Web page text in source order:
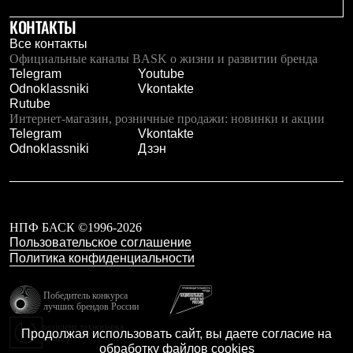
Чуни
Уход за обувью
Аксессуары
Головные уборы
Шапки
Балаклавы и маски
Кепки и бейсболки
Повязки
Шарфы
Панамы
Перчатки
Полезные аксессуары
Брелки
Ремни
Шевроны
Опушки
Термоковрики
Уход за одеждой
В Арктику
КОНТАКТЫ
Все контакты
Официальные каналы BASK о жизни и развитии бренда
Telegram
Youtube
Odnoklassniki
Vkontakte
Rutube
Интернет-магазин, розничные продажи: новинки и акции
Telegram
Vkontakte
Odnoklassniki
Дзэн
НПФ БАСК ©1996-2026
Пользовательское соглашение
Политика конфиденциальности
Победитель конкурса
лучших брендов России
Калибр
Продолжая использовать сайт, вы даете согласие на
обработку файлов cookies